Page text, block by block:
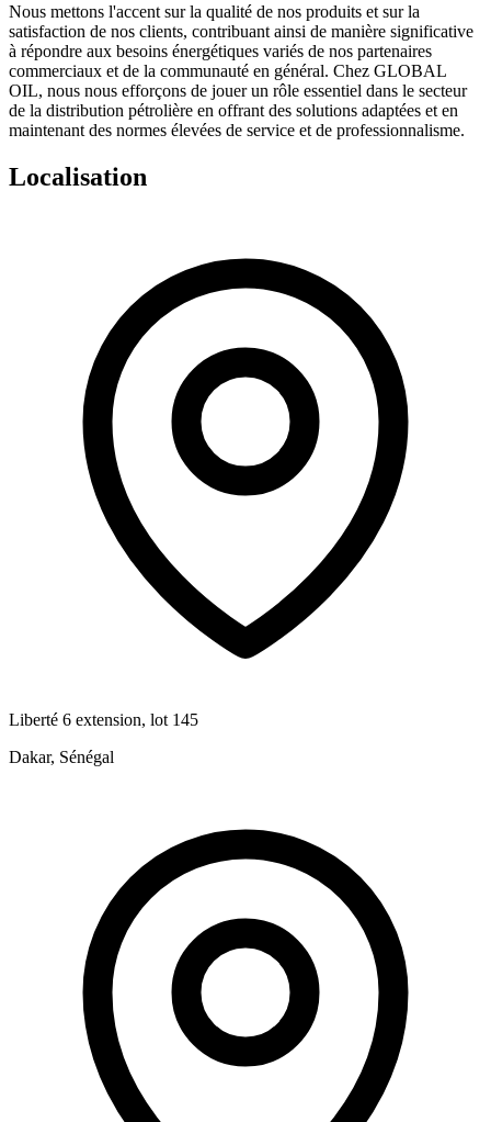
Nous mettons l'accent sur la qualité de nos produits et sur la
satisfaction de nos clients, contribuant ainsi de manière significative
à répondre aux besoins énergétiques variés de nos partenaires
commerciaux et de la communauté en général. Chez GLOBAL
OIL, nous nous efforçons de jouer un rôle essentiel dans le secteur
de la distribution pétrolière en offrant des solutions adaptées et en
maintenant des normes élevées de service et de professionnalisme.
Localisation
Liberté 6 extension, lot 145
Dakar, Sénégal